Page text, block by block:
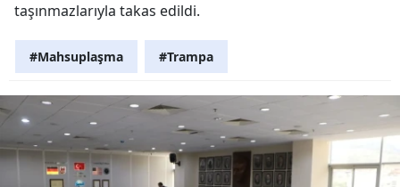
taşınmazlarıyla takas edildi.
#Mahsuplaşma #Trampa